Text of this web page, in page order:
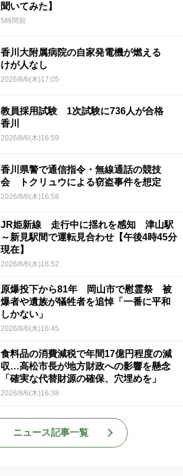
聞いてみた】
5時間前
香川大附属病院の自家発電機が燃える
けが人なし
2026/8/6(木)17:05
教員採用試験 1次試験に736人が合格
香川
2026/8/6(木)16:59
香川県警で通信指令・無線通話の競技
会 トクリュウによる窃盗事件を想定
2026/8/6(木)16:58
JR姫新線 走行中に揺れを感知 津山駅
～新見駅間で運転見合わせ【午後4時45分
現在】
2026/8/6(木)16:52
原爆投下から81年 岡山市で慰霊祭 被
爆者や遺族が犠牲者を追悼「一番に平和
しかない」
2026/8/6(木)16:45
食料品の消費減税で年間17億円程度の減
収…高松市長が地方財政への影響を懸念
「確実な代替財源の確保、穴埋めを」
2026/8/6(木)16:38
ニュース記事一覧